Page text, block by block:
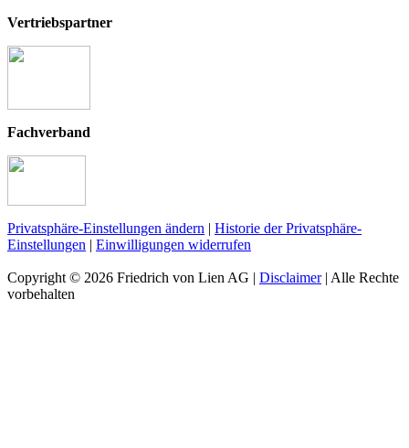
Vertriebspartner
Fachverband
Privatsphäre-Einstellungen ändern | Historie der Privatsphäre-
Einstellungen | Einwilligungen widerrufen
Copyright © 2026 Friedrich von Lien AG | Disclaimer| Alle Rechte
vorbehalten